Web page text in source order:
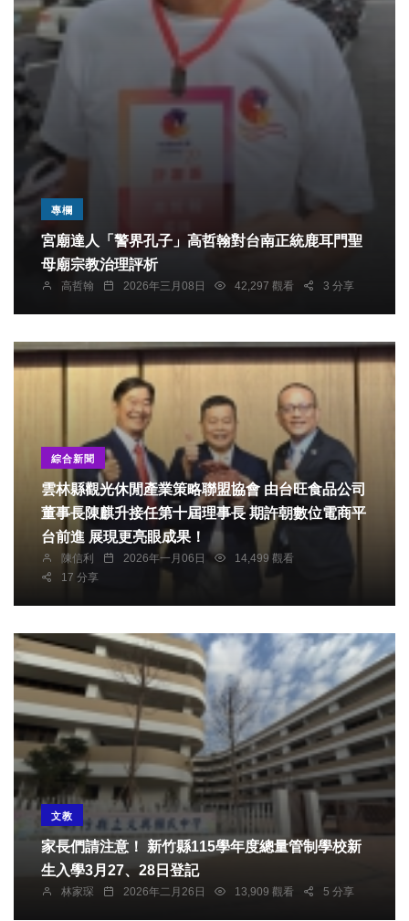
專欄
宮廟達人「警界孔子」高哲翰對台南正統鹿耳門聖
母廟宗教治理評析
高哲翰 2026年三月08日 42,297 觀看 3 分享
綜合新聞
雲林縣觀光休閒產業策略聯盟協會 由台旺食品公司
董事長陳麒升接任第十屆理事長 期許朝數位電商平
台前進 展現更亮眼成果！
陳信利 2026年一月06日
14,499 觀看
17 分享
文教
家長們請注意！ 新竹縣115學年度總量管制學校新
生入學3月27、28日登記
林家琛 2026年二月26日 13,909 觀看 5 分享